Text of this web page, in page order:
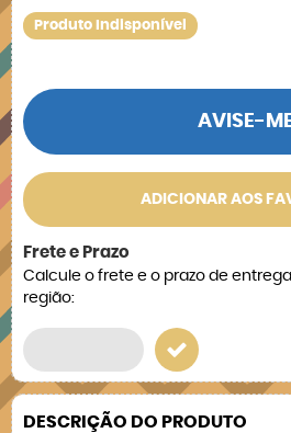
Produto Indisponível
AVISE-
ADICIONAR AOS
Frete e Prazo
Calcule o frete e o prazo de
região:
DESCRIÇÃO DO PRODUTO